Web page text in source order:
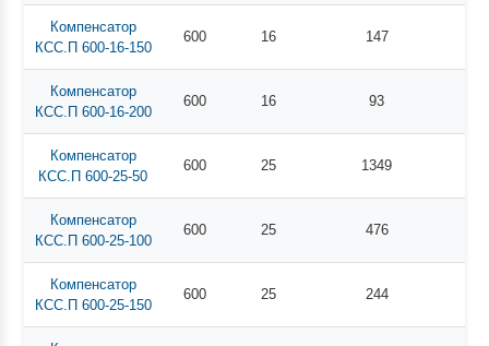
Компенсатор
КСС.П 600-16-150
600 16 147
Компенсатор
КСС.П 600-16-200
600 16 93
Компенсатор
КСС.П 600-25-50
600 25 1349
Компенсатор
КСС.П 600-25-100
600 25 476
Компенсатор
КСС.П 600-25-150
600 25 244